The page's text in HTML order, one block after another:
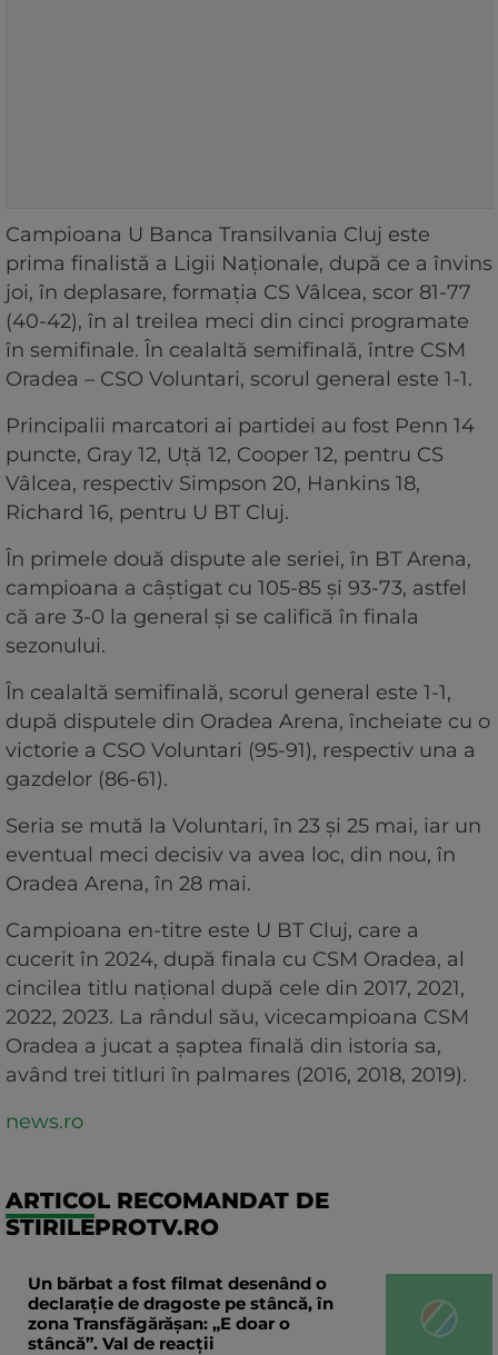
Campioana U Banca Transilvania Cluj este
prima finalistă a Ligii Naţionale, după ce a învins
joi, în deplasare, formaţia CS Vâlcea, scor 81-77
(40-42), în al treilea meci din cinci programate
în semifinale. În cealaltă semifinală, între CSM
Oradea – CSO Voluntari, scorul general este 1-1.
Principalii marcatori ai partidei au fost Penn 14
puncte, Gray 12, Uţă 12, Cooper 12, pentru CS
Vâlcea, respectiv Simpson 20, Hankins 18,
Richard 16, pentru U BT Cluj.
În primele două dispute ale seriei, în BT Arena,
campioana a câştigat cu 105-85 şi 93-73, astfel
că are 3-0 la general şi se califică în finala
sezonului.
În cealaltă semifinală, scorul general este 1-1,
după disputele din Oradea Arena, încheiate cu o
victorie a CSO Voluntari (95-91), respectiv una a
gazdelor (86-61).
Seria se mută la Voluntari, în 23 şi 25 mai, iar un
eventual meci decisiv va avea loc, din nou, în
Oradea Arena, în 28 mai.
Campioana en-titre este U BT Cluj, care a
cucerit în 2024, după finala cu CSM Oradea, al
cincilea titlu naţional după cele din 2017, 2021,
2022, 2023. La rândul său, vicecampioana CSM
Oradea a jucat a şaptea finală din istoria sa,
având trei titluri în palmares (2016, 2018, 2019).
news.ro
ARTICOL RECOMANDAT DE
STIRILEPROTV.RO
Un bărbat a fost filmat desenând o
declaraţie de dragoste pe stâncă, în
zona Transfăgărăşan: „E doar o
stâncă”. Val de reacții